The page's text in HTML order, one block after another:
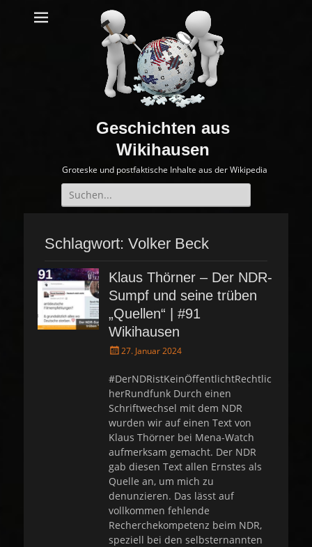
Geschichten aus
Wikihausen
Groteske und postfaktische Inhalte aus der Wikipedia
Suche
nach:
Schlagwort: Volker Beck
Klaus Thörner – Der NDR-
Sumpf und seine trüben
„Quellen“ | #91
Wikihausen
P
s
t
e
d
o
n
27. Januar 2024
#DerNDRistKeinÖffentlichtRechtlic
herRundfunk Durch einen
Schriftwechsel mit dem NDR
wurden wir auf einen Text von
Klaus Thörner bei Mena-Watch
aufmerksam gemacht. Der NDR
gab diesen Text allen Ernstes als
Quelle an, um mich zu
denunzieren. Das lässt auf
vollkommen fehlende
Recherchekompetenz beim NDR,
speziell bei den selbsternannten